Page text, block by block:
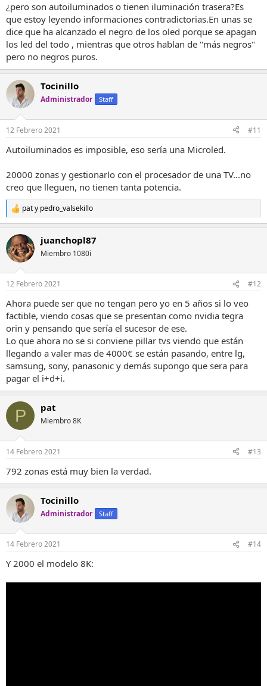
¿pero son autoiluminados o tienen iluminación trasera?Es
que estoy leyendo informaciones contradictorias.En unas se
dice que ha alcanzado el negro de los oled porque se apagan
los led del todo , mientras que otros hablan de "más negros"
pero no negros puros.
Tocinillo
Administrador Staff
12 Febrero 2021 #11
Autoiluminados es imposible, eso sería una Microled.
20000 zonas y gestionarlo con el procesador de una TV...no
creo que lleguen, no tienen tanta potencia.
R
e
c
c
i
e
:
paty pedro_valsekillo
juanchopl87
Miembro 1080i
12 Febrero 2021 #12
Ahora puede ser que no tengan pero yo en 5 años si lo veo
factible, viendo cosas que se presentan como nvidia tegra
orin y pensando que sería el sucesor de ese.
Lo que ahora no se si conviene pillar tvs viendo que están
llegando a valer mas de 4000€ se están pasando, entre lg,
samsung, sony, panasonic y demás supongo que sera para
pagar el i+d+i.
P pat
Miembro 8K
14 Febrero 2021 #13
792 zonas está muy bien la verdad.
Tocinillo
Administrador Staff
14 Febrero 2021 #14
Y 2000 el modelo 8K: